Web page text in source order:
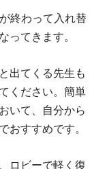
終わって入れ替
ってきます。
出てくる先生も
ください。簡単
いて、自分から
おすすめです。
ロビーで軽く復